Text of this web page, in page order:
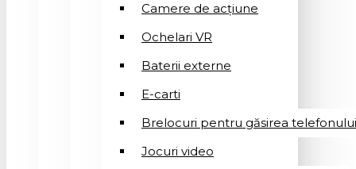
Camere de acțiune
Ochelari VR
Baterii externe
E-carti
Brelocuri pentru găsirea telefonului
Jocuri video